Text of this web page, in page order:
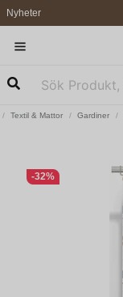
Nyheter
Textil & Mattor Gardiner
-32%